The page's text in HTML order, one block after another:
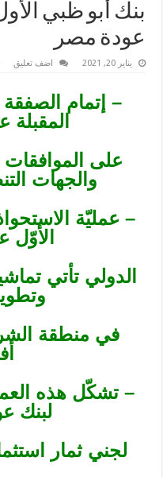
بنك أبو ظبي
عودة مصر
يناير 20, 2021 اضف تعليق
– إتمام الصفقة
على الموافقات
والجهات
– عمليّة
الأوّل
الدولي تأتي
في منطقة
– تشكّل هذه
لبنك
لجني ثمار